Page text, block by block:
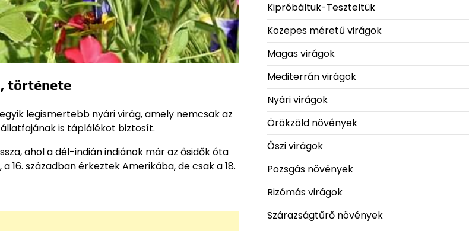
története
legismertebb nyári virág, amely nemcsak az
is táplálékot biztosít.
ahol a dél-indián indiánok már az ősidők óta
században érkeztek Amerikába, de csak a 18.
Kipróbáltuk-Teszteltük
Közepes méretű virágok
Magas virágok
Mediterrán virágok
Nyári virágok
Örökzöld növények
Őszi virágok
Pozsgás növények
Rizómás virágok
Szárazságtűrő növények